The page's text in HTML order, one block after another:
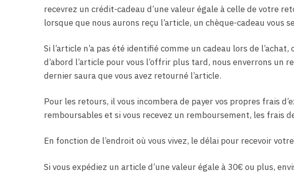
recevrez un crédit-cadeau d’une valeur égale à celle de votre
lorsque que nous aurons reçu l’article, un chèque-cadeau vous
Si l’article n’a pas été identifié comme un cadeau lors de
d’abord l’article pour vous l’offrir plus tard, nous enverrons un
dernier saura que vous avez retourné l’article.
Pour les retours, il vous incombera de payer vos propres frais
remboursables et si vous recevez un remboursement, les frais
En fonction de l’endroit où vous vivez, le délai pour recevoir
Si vous expédiez un article d’une valeur égale à 30€ ou plus,